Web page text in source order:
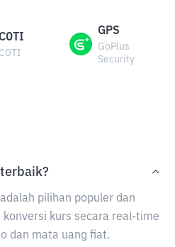
COTI
GPS
GoPlus
Security
pilihan populer dan
kurs secara real-time
dan mata uang fiat.